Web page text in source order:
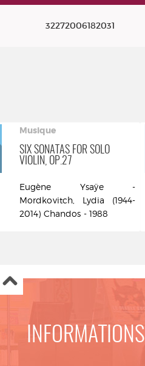
32272006182031
Musique
SIX SONATAS FOR SOLO
VIOLIN, OP.27
Eugène Ysaÿe -
Mordkovitch, Lydia (1944-
2014) Chandos - 1988
INFORMATIONS